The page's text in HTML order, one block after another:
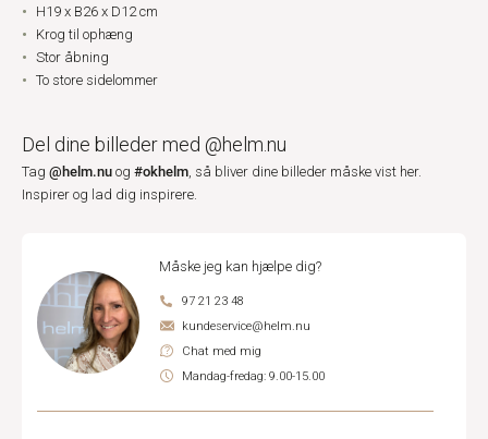
H19 x B26 x D12 cm
Krog til ophæng
Stor åbning
To store sidelommer
Del dine billeder med @helm.nu
Tag @helm.nu og #okhelm, så bliver dine billeder måske vist her.
Inspirer og lad dig inspirere.
Måske jeg kan hjælpe dig?
97 21 23 48
kundeservice@helm.nu
Chat med mig
Mandag-fredag: 9.00-15.00